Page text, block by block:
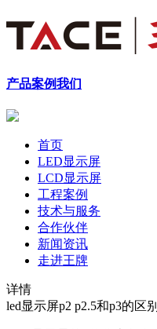
产品案例我们
首页
LED显示屏
LCD显示屏
工程案例
技术与服务
合作伙伴
新闻资讯
走进王牌
详情
led显示屏p2 p2.5和p3的区